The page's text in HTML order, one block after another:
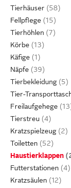
Tierhäuser
Fellpflege
Tierhöhlen
Körbe
Käfige
Näpfe
Tierbekleidung
Tier-
Freilaufgehege
Tierstreu
Kratzspielzeug
Toiletten
Haustierklappen
Futterstationen
Kratzsäulen